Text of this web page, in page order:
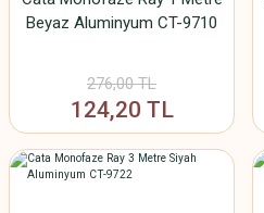
Beyaz Aluminyum CT-9710
276,00 TL
124,20 TL